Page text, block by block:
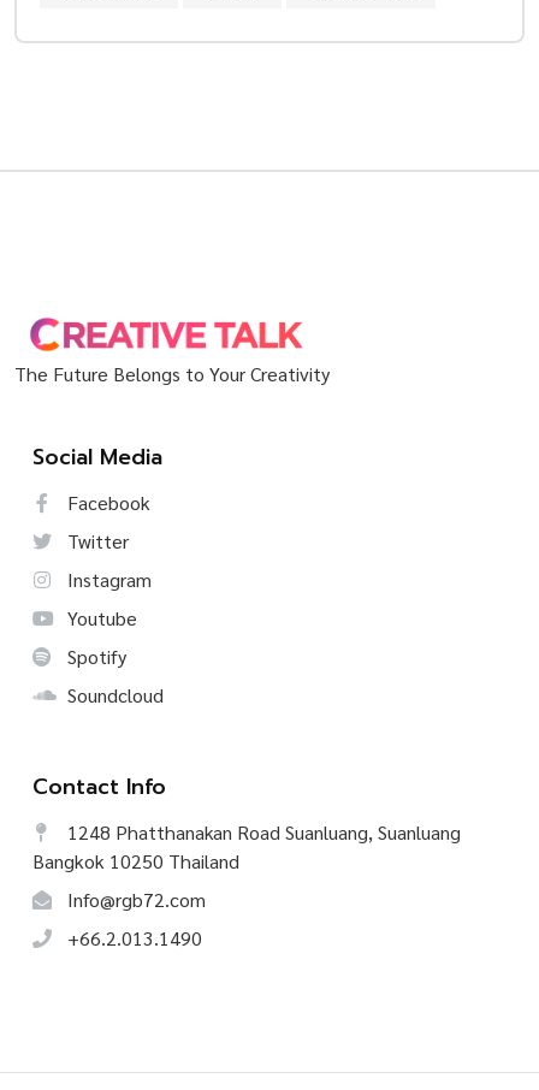
The Future Belongs to Your Creativity
Social Media
Facebook
Twitter
Instagram
Youtube
Spotify
Soundcloud
Contact Info
1248 Phatthanakan Road Suanluang, Suanluang
Bangkok 10250 Thailand
Info@rgb72.com
+66.2.013.1490